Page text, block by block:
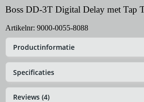
Boss DD-3T Digital Delay met Tap
Artikelnr: 9000-0055-8088
Productinformatie
Specificaties
Reviews (4)